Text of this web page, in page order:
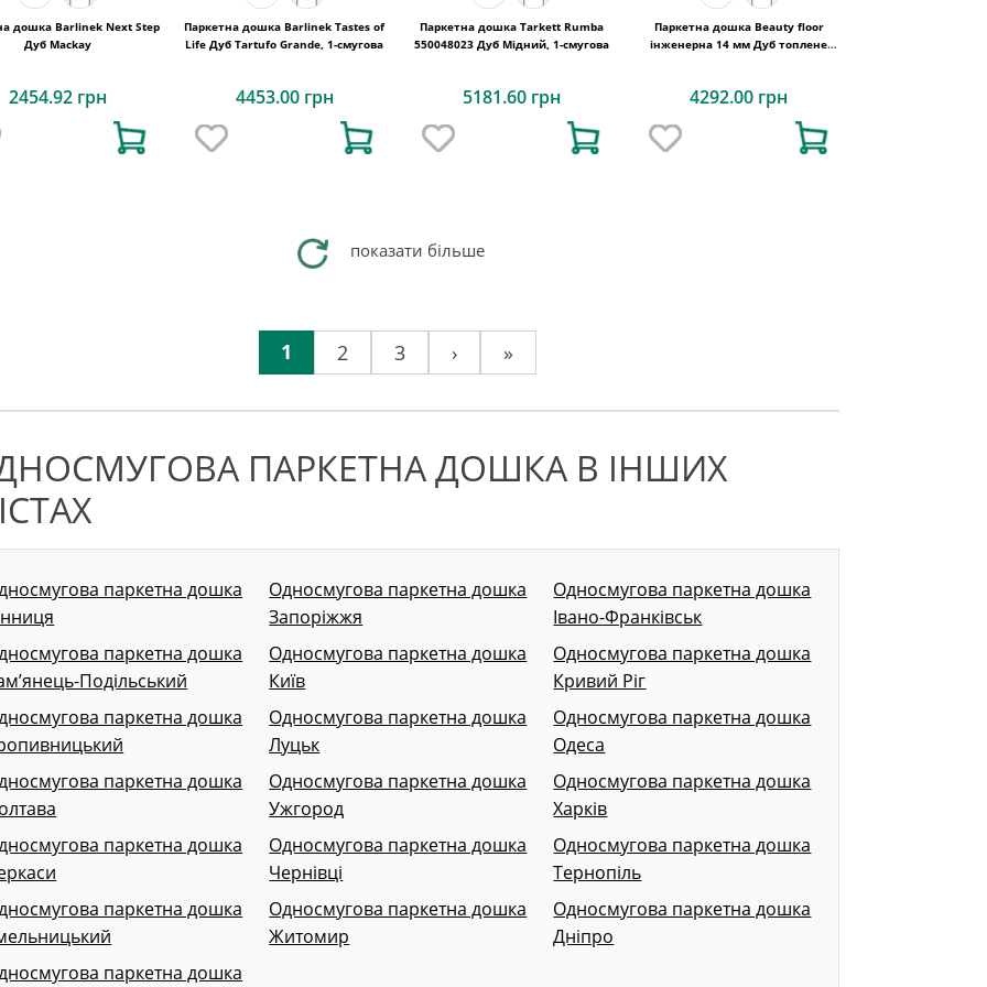
дошка Barlinek Next Step
Дуб Mackay
2454.92 грн
Паркетна дошка Barlinek Tastes of
Life Дуб Tartufo Grande, 1-смугова
4453.00 грн
Паркетна дошка Tarkett Rumba
550048023 Дуб Мідний, 1-смугова
5181.60 грн
Паркетна дошка Beauty floor
інженерна 14 мм Дуб топлене
4292.00 грн
показати більше
1 2 3 › »
ПАРКЕТНА ДОШКА В ІНШИХ
паркетна дошка
Односмугова паркетна дошка
Запоріжжя
Односмугова паркетна дошка
Івано-Франківськ
паркетна дошка
Подільський
Односмугова паркетна дошка
Київ
Односмугова паркетна дошка
Кривий Ріг
паркетна дошка
Односмугова паркетна дошка
Луцьк
Односмугова паркетна дошка
Одеса
паркетна дошка
Односмугова паркетна дошка
Ужгород
Односмугова паркетна дошка
Харків
паркетна дошка
Односмугова паркетна дошка
Чернівці
Односмугова паркетна дошка
Тернопіль
паркетна дошка
Односмугова паркетна дошка
Житомир
Односмугова паркетна дошка
Дніпро
паркетна дошка